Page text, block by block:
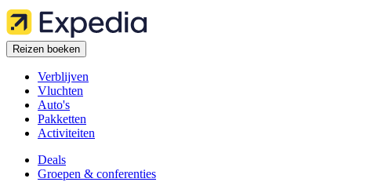
Reizen boeken
Verblijven
Vluchten
Auto's
Pakketten
Activiteiten
Deals
Groepen & conferenties